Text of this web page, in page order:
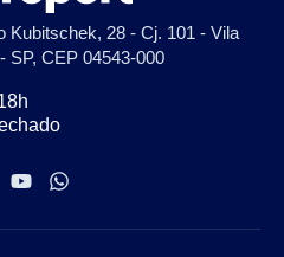
Kubitschek, 28 - Cj. 101 - Vila
SP, CEP 04543-000